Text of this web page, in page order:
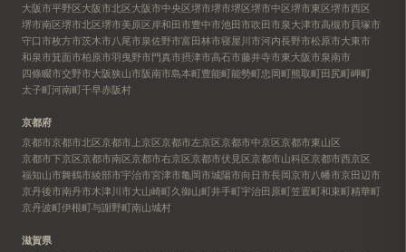
大阪市平野区大阪市北区大阪市中央区堺市堺市堺区堺市中区堺市東区堺市西区
堺市南区堺市北区堺市美原区岸和田市豊中市池田市吹田市泉大津市高槻市 貝塚市
守口市枚方市茨木市八尾市泉佐野市富田林市寝屋川市河内長野市松原市大東市
和泉市箕面市柏原市羽曳野市門真市摂津市高石市藤井寺市東大阪市泉南市
四條畷市交野市大阪狭山市阪南市島本町豊能町能勢町忠岡町熊取町田尻町岬町
太子町河南町千早赤阪村
京都府
京都市京都市北区京都市上京区京都市左京区京都市中京区京都市東山区
京都市下京区京都市南区京都市右京区京都市伏見区京都市山科区京都市西京区
福知山市舞鶴市綾部市宇治市宮津市亀岡市城陽市向日市長岡京市八幡市京田辺市
京丹後市南丹市木津川市大山崎町久御山町井手町宇治田原町笠置町和束町精華町
京丹波町伊根町与謝野町南山城村
滋賀県